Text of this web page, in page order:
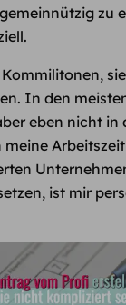
zu
In den
eben nicht in
ist mir